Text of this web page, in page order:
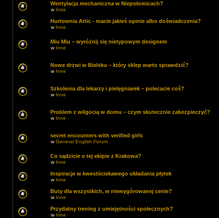
Wentylacja mechaniczna w Niepołomicach?
w Inne
Hurtownia Attic - macie jakieś opinie albo doświadczenia?
w Inne
Miu Miu – wyróżnij się nietypowym designem
w Inne
Nowe drzwi w Bielsku – który sklep warto sprawdzić?
w Inne
Szkolenia dla lekarzy i pielęgniarek – polecacie coś?
w Inne
Problem z wilgocią w domu – czym skutecznie zabezpieczyć?
w Inne
secret encounters with verified girls
wGeneral English Forum
Co sądzicie o tej ekipie z Krakowa?
w Inne
Inspiracje w kwestiiciekawego układania płytek
w Inne
Buty dla wszystkich, w niewygórowanej cenie?
w Inne
Przydatny trening z umiejętności społecznych?
w Inne